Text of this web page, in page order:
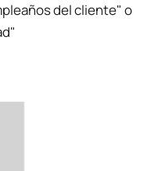
del cliente" o